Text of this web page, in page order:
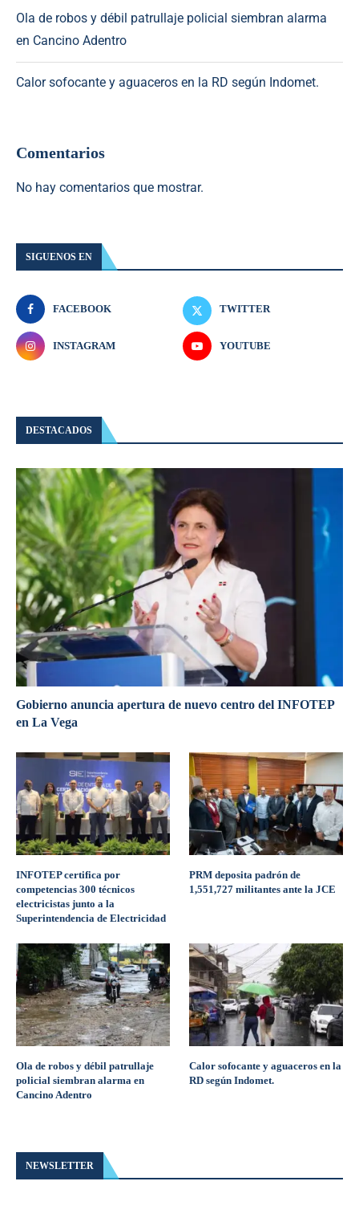
Ola de robos y débil patrullaje policial siembran alarma
en Cancino Adentro
Calor sofocante y aguaceros en la RD según Indomet.
Comentarios
No hay comentarios que mostrar.
SIGUENOS EN
FACEBOOK TWITTER
INSTAGRAM YOUTUBE
DESTACADOS
Gobierno anuncia apertura de nuevo centro del INFOTEP
en La Vega
INFOTEP certifica por
competencias 300 técnicos
electricistas junto a la
Superintendencia de Electricidad
PRM deposita padrón de
1,551,727 militantes ante la JCE
Ola de robos y débil patrullaje
policial siembran alarma en
Cancino Adentro
Calor sofocante y aguaceros en la
RD según Indomet.
NEWSLETTER